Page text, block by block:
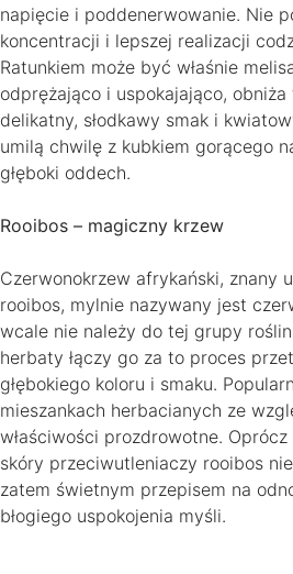
napięcie i poddenerwowanie. Nie
koncentracji i lepszej realizacji
Ratunkiem może być właśnie
odprężająco i uspokajająco,
delikatny, słodkawy smak i
umilą chwilę z kubkiem gorącego
głęboki oddech.
Rooibos – magiczny krzew
Czerwonokrzew afrykański, znany
rooibos, mylnie nazywany jest
wcale nie należy do tej grupy
herbaty łączy go za to proces
głębokiego koloru i smaku.
mieszankach herbacianych ze
właściwości prozdrowotne.
skóry przeciwutleniaczy rooibos
zatem świetnym przepisem na
błogiego uspokojenia myśli.